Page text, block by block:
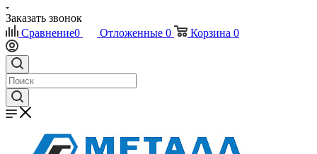
Заказать звонок
Сравнение0 Отложенные 0 Корзина 0